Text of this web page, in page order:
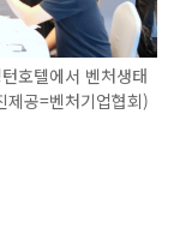
호텔에서 벤처생태
제공=벤처기업협회)